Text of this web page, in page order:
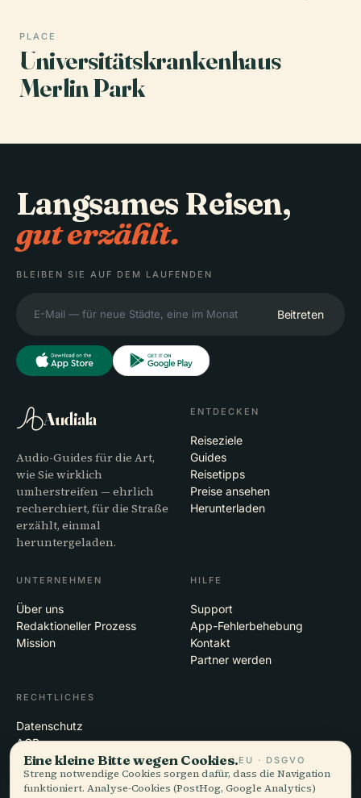
PLACE
Universitätskrankenhaus
Merlin Park
Langsames Reisen,
gut erzählt.
BLEIBEN SIE AUF DEM LAUFENDEN
Beitreten
Audiala
Audio-Guides für die Art,
wie Sie wirklich
umherstreifen — ehrlich
recherchiert, für die Straße
erzählt, einmal
heruntergeladen.
ENTDECKEN
Reiseziele
Guides
Reisetipps
Preise ansehen
Herunterladen
UNTERNEHMEN
Über uns
Redaktioneller Prozess
Mission
HILFE
Support
App-Fehlerbehebung
Kontakt
Partner werden
RECHTLICHES
Datenschutz
AGB
Cookie-Einstellungen
Konto löschen
Eine kleine Bitte wegen Cookies.EU · DSGVO
Streng notwendige Cookies sorgen dafür, dass die Navigation
funktioniert. Analyse-Cookies (PostHog, Google Analytics)